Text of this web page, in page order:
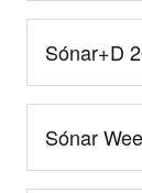
Sónar+D
Sónar